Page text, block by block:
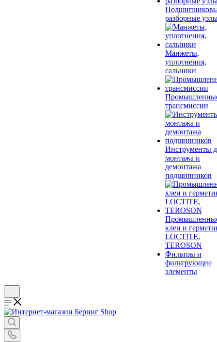
разборные
Манжеты,
уплотнения,
сальники
трансмиссии
Инструменты
монтажа и
демонтажа
подшипников
клеи и
LOCTITE,
TEROSON
Фильтры и
фильтрующие
элементы